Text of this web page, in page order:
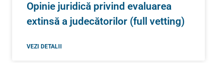
Opinie juridică privind evaluarea
extinsă a judecătorilor (full vetting)
VEZI DETALII